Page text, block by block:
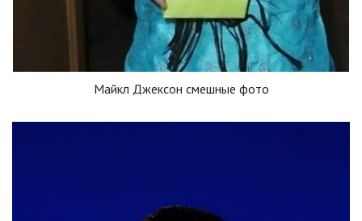
Майкл Джексон смешные фото